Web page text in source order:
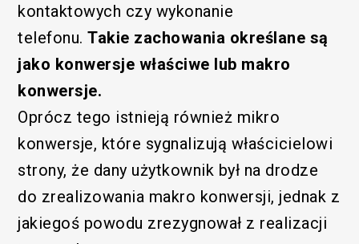
kontaktowych czy wykonanie
telefonu.Takie zachowania określane są
jako konwersje właściwe lub makro
konwersje.
Oprócz tego istnieją również mikro
konwersje, które sygnalizują właścicielowi
strony, że dany użytkownik był na drodze
do zrealizowania makro konwersji, jednak z
jakiegoś powodu zrezygnował z realizacji